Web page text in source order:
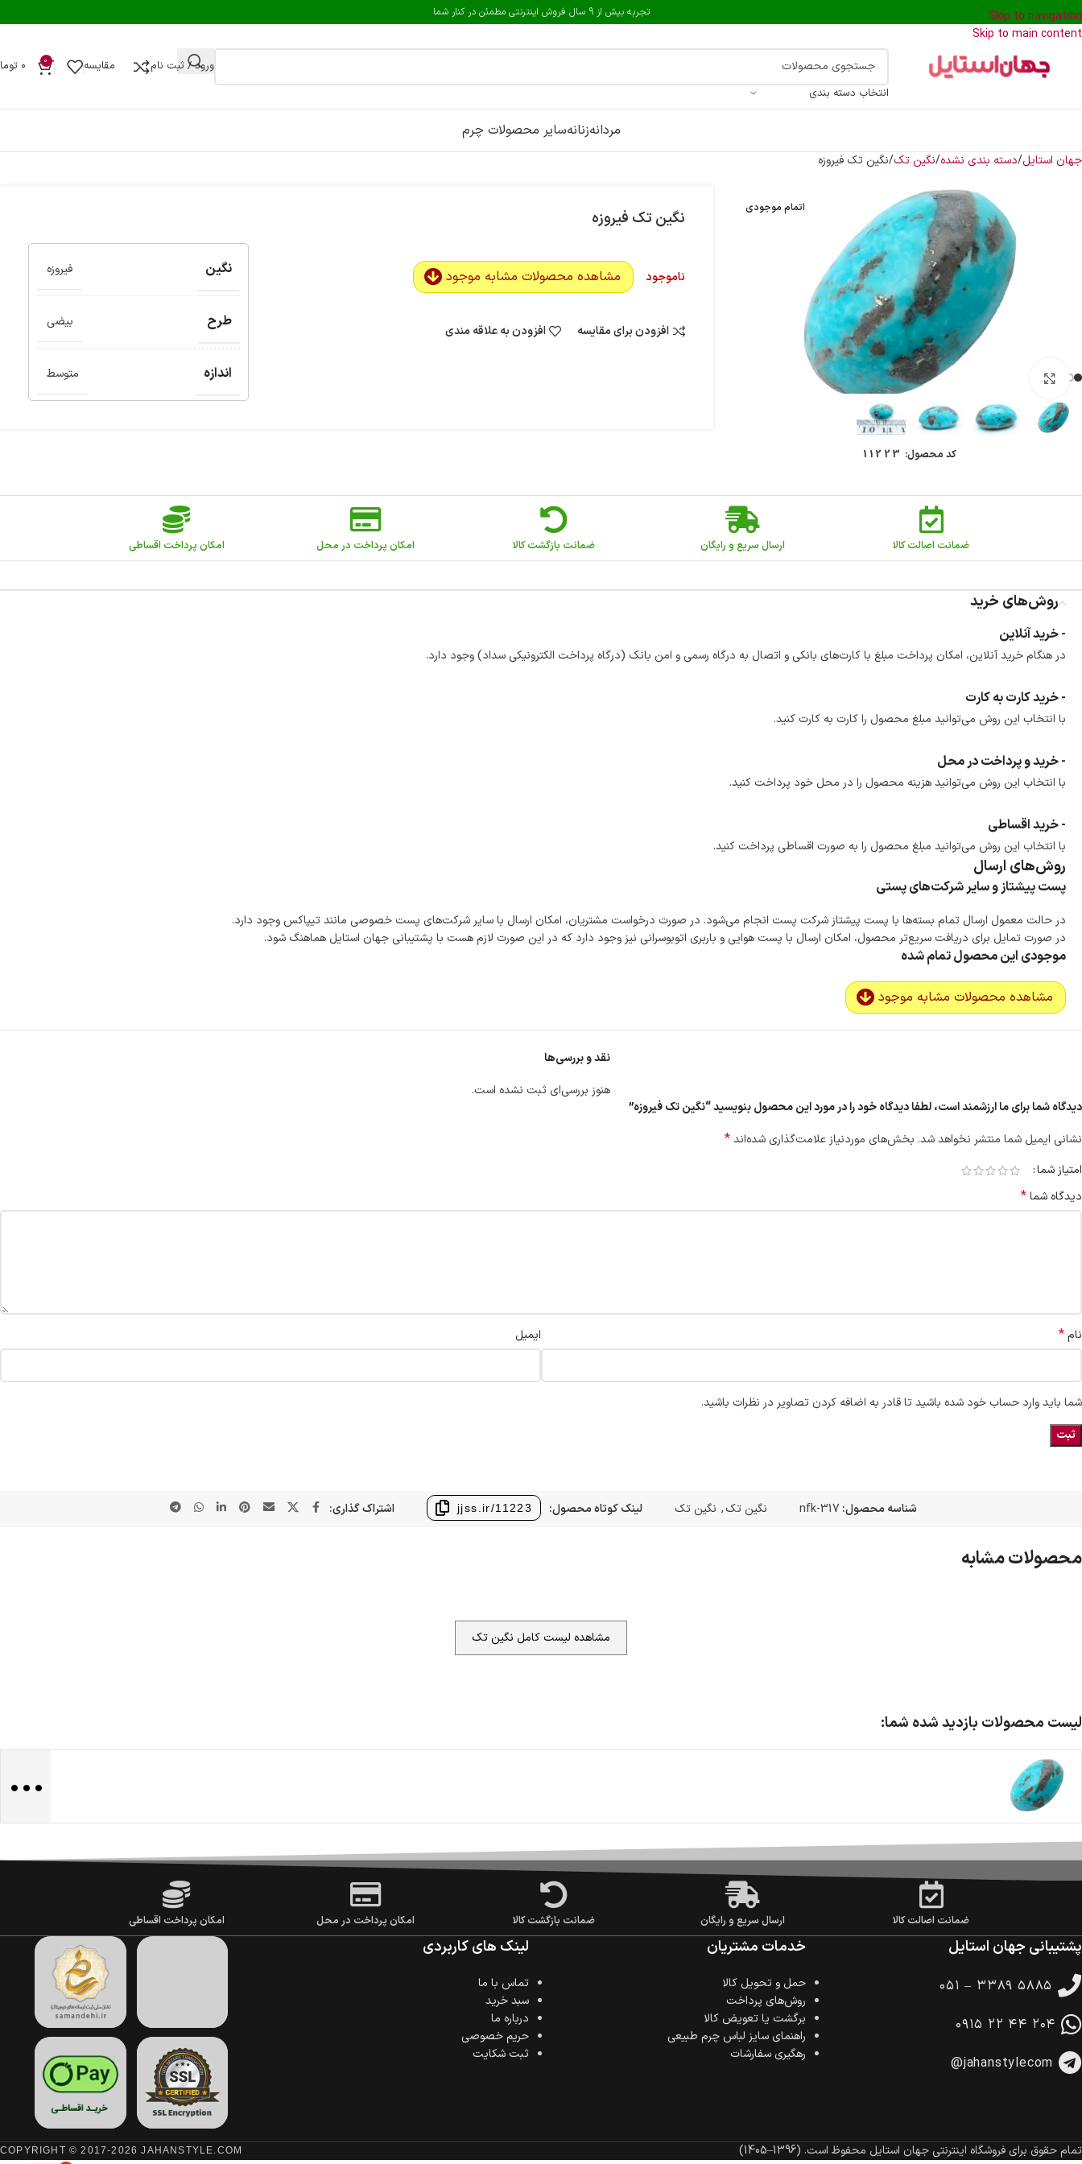
Skip to navigation
Skip to main content
تجربه بیش از 9 سال فروش اینترنتی مطمئن در کنار شما
انتخاب دسته بندی
ورود / ثبت نام مقایسه 0 ۰
مردانهزنانهسایر محصولات چرم
جهان استایل دسته بندی نشده نگین تک نگین تک فیروزه
اتمام موجودی
کد محصول: 11223
نگین تک فیروزه
نگین فیروزه
طرح بیضی
اندازه متوسط
ناموجود مشاهده محصولات مشابه موجود
افزودن برای مقایسه افزودن به علاقه مندی
ضمانت اصالت کالا ارسال سریع و رایگان ضمانت بازگشت کالا امکان پرداخت در محل امکان پرداخت اقساطی
روش‌های خرید
- خرید آنلاین
در هنگام خرید آنلاین، امکان پرداخت مبلغ با کارت‌های بانکی و اتصال به درگاه رسمی و امن بانک (درگاه پرداخت الکترونیکی سداد) وجود دارد.
- خرید کارت به کارت
با انتخاب این روش می‌توانید مبلغ محصول را کارت به کارت کنید.
- خرید و پرداخت در محل
با انتخاب این روش می‌توانید هزینه محصول را در محل خود پرداخت کنید.
- خرید اقساطی
با انتخاب این روش می‌توانید مبلغ محصول را به صورت اقساطی پرداخت کنید.
روش‌های ارسال
پست پیشتاز و سایر شرکت‌های پستی
در حالت معمول ارسال تمام بسته‌ها با پست پیشتاز شرکت پست انجام می‌شود. در صورت درخواست مشتریان، امکان ارسال با سایر شرکت‌های پست خصوصی مانند تیپاکس وجود دارد.
در صورت تمایل برای دریافت سریع‌تر محصول، امکان ارسال با پست هوایی و باربری اتوبوسرانی نیز وجود دارد که در این صورت لازم هست با پشتیبانی جهان استایل هماهنگ شود.
موجودی این محصول تمام شده
مشاهده محصولات مشابه موجود
نقد و بررسی‌ها
هنوز بررسی‌ای ثبت نشده است.
دیدگاه شما برای ما ارزشمند است، لطفا دیدگاه خود را در مورد این محصول بنویسید “نگین تک فیروزه”
نشانی ایمیل شما منتشر نخواهد شد. بخش‌های موردنیاز علامت‌گذاری شده‌اند*
امتیاز شما
دیدگاه شما*
نام* ایمیل
شما باید وارد حساب خود شده باشید تا قادر به اضافه کردن تصاویر در نظرات باشید.
شناسه محصول: nfk-317 نگین تک, نگین تک لینک کوتاه محصول: jjss.ir/11223 اشتراک گذاری:
محصولات مشابه
مشاهده لیست کامل نگین تک
لیست محصولات بازدید شده شما:
...
ضمانت اصالت کالا ارسال سریع و رایگان ضمانت بازگشت کالا امکان پرداخت در محل امکان پرداخت اقساطی
پشتیبانی جهان استایل
۰۵۱ – ۳۳۸۹ ۵۸۸۵
۰۹۱۵ ۲۲ ۴۴ ۲۰۴
@jahanstylecom
خدمات مشتریان
حمل‌ و تحویل کالا
روش‌های پرداخت
برگشت یا تعویض کالا
راهنمای سایز لباس چرم طبیعی
رهگیری سفارشات
لینک های کاربردی
تماس با ما
سبد خرید
درباره ما
حریم خصوصی
ثبت شکایت
تمام حقوق برای فروشگاه اینترنتی جهان استایل محفوظ است. (1396–1405)
COPYRIGHT © 2017-2026 JAHANSTYLE.COM